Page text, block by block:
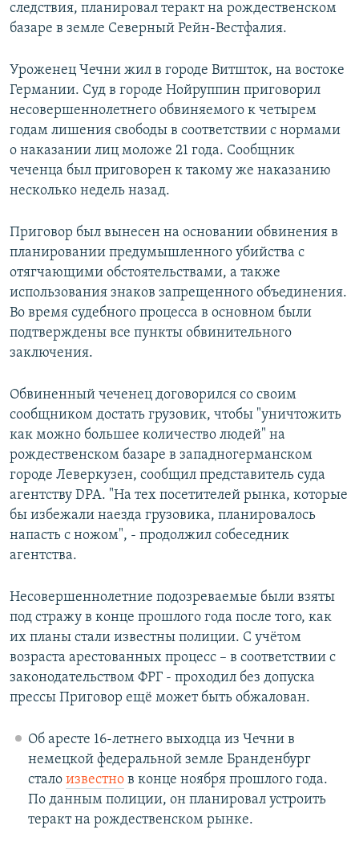
следствия, планировал теракт на рождественском
базаре в земле Северный Рейн-Вестфалия.
Уроженец Чечни жил в городе Витшток, на востоке
Германии. Суд в городе Нойруппин приговорил
несовершеннолетнего обвиняемого к четырем
годам лишения свободы в соответствии с нормами
о наказании лиц моложе 21 года. Сообщник
чеченца был приговорен к такому же наказанию
несколько недель назад.
Приговор был вынесен на основании обвинения в
планировании предумышленного убийства с
отягчающими обстоятельствами, а также
использования знаков запрещенного объединения.
Во время судебного процесса в основном были
подтверждены все пункты обвинительного
заключения.
Обвиненный чеченец договорился со своим
сообщником достать грузовик, чтобы "уничтожить
как можно большее количество людей" на
рождественском базаре в западногерманском
городе Леверкузен, сообщил представитель суда
агентству DPA. "На тех посетителей рынка, которые
бы избежали наезда грузовика, планировалось
напасть с ножом", - продолжил собеседник
агентства.
Несовершеннолетние подозреваемые были взяты
под стражу в конце прошлого года после того, как
их планы стали известны полиции. С учётом
возраста арестованных процесс – в соответствии с
законодательством ФРГ - проходил без допуска
прессы Приговор ещё может быть обжалован.
Об аресте 16-летнего выходца из Чечни в
немецкой федеральной земле Бранденбург
стало известнов конце ноября прошлого года.
По данным полиции, он планировал устроить
теракт на рождественском рынке.